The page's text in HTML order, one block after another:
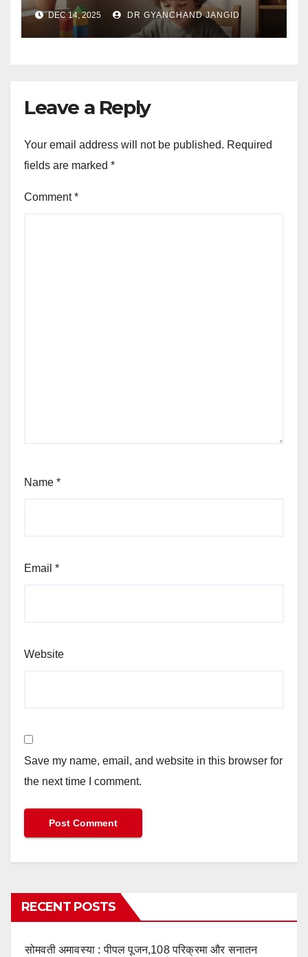
DEC 14, 2025 DR GYANCHAND JANGID
Leave a Reply
Your email address will not be published. Required
fields are marked *
Comment*
Name *
Email *
Website
Save my name, email, and website in this browser for
the next time I comment.
RECENT POSTS
सोमवती अमावस्या : पीपल पूजन,108 परिक्रमा और सनातन